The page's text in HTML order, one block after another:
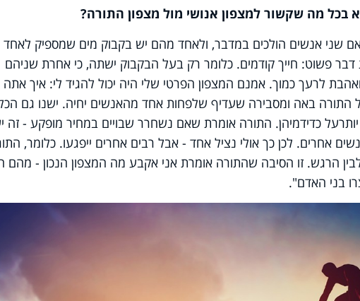
בכל מה שקשור למצפון אנושי מול מצפון התורה?
שני אנשים הולכים במדבר, ולאחד מהם יש בקבוק מים שמספיק לאחד
דבר פשוט: חייך קודמים. כלומר רק בעל הבקבוק ישתה, כי אחרת שניהם
לרעך כמוך. אמנם המצפון הפרטי שלי היה יכול להגיד לי: איך אתה
באה ומסבירה שעדיף שלפחות אחד מהאנשים יחיה. ישנו גם
יותרעל כדידמיהן. התורה אומרת שאם נשחרר שבויים במחיר מופקע - זה
אחרים. לכן כך אולי נציל אחד - אבל רבים אחרים ייפגעו. כלומר,
הרגש. זו הסיבה שהתורה אומרת אני אקבע מה המצפון הנכון - מהם
בני האדם".